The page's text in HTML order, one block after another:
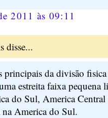
2011 às 09:11
disse...
principais da divisão fisica
estreita faixa pequena
do Sul, America
America do Sul.